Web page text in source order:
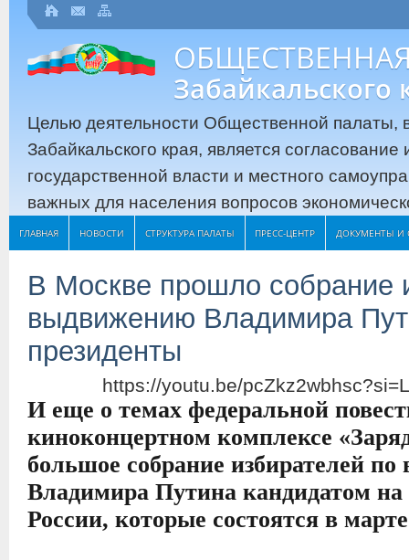
Забайкальского
Целью деятельности Общественной палаты,
Забайкальского края, является
государственной власти и местного
важных для населения вопросов
ГЛАВНАЯ НОВОСТИ СТРУКТУРА ПАЛАТЫ ПРЕСС-ЦЕНТР ДОКУМЕНТЫ И
В Москве прошло собрание
выдвижению Владимира
президенты
https://youtu.be/
И еще о темах федеральной
киноконцертном комплексе
большое собрание избирателей
Владимира Путина кандидатом на
России, которые состоятся в